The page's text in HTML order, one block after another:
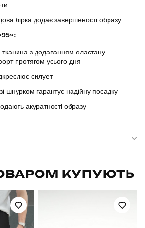
бірка додає завершеності образу
тканина з додаванням еластану
протягом усього дня
силует
шнурком гарантує надійну посадку
акуратності образу
для повсякденного носіння
КУПУЮТЬ